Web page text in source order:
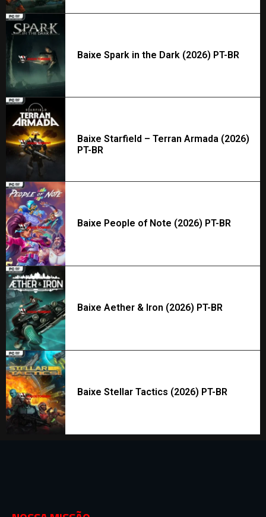
Baixe Spark in the Dark (2026) PT-BR
Baixe Starfield – Terran Armada (2026)
PT-BR
Baixe People of Note (2026) PT-BR
Baixe Aether & Iron (2026) PT-BR
Baixe Stellar Tactics (2026) PT-BR